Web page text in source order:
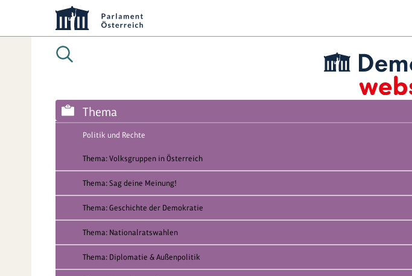
Thema
Politik und Rechte
Thema: Volksgruppen in Österreich
Thema: Sag deine Meinung!
Thema: Geschichte der Demokratie
Thema: Nationalratswahlen
Thema: Diplomatie & Außenpolitik